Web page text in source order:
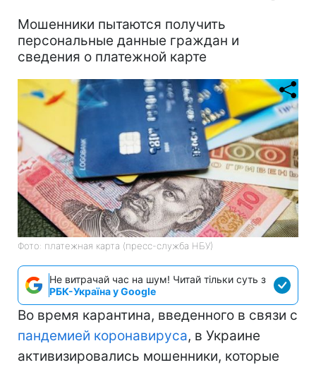
Мошенники пытаются получить
персональные данные граждан и
сведения о платежной карте
Фото: платежная карта (пресс-служба НБУ)
Не витрачай час на шум! Читай тільки суть з
РБК-Україна у Google
Во время карантина, введенного в связи с
пандемией коронавируса, в Украине
активизировались мошенники, которые